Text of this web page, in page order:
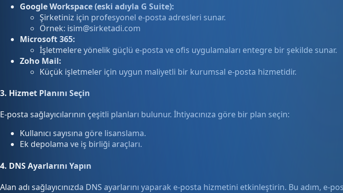
Google Workspace (eski adıyla G Suite):
Şirketiniz için profesyonel e-posta adresleri sunar.
Örnek: isim@sirketadi.com
Microsoft 365:
İşletmelere yönelik güçlü e-posta ve ofis uygulamaları entegre bir şekilde sunar.
Zoho Mail:
Küçük işletmeler için uygun maliyetli bir kurumsal e-posta hizmetidir.
3. Hizmet Planını Seçin
E-posta sağlayıcılarının çeşitli planları bulunur. İhtiyacınıza göre bir plan seçin:
Kullanıcı sayısına göre lisanslama.
Ek depolama ve iş birliği araçları.
4. DNS Ayarlarını Yapın
Alan adı sağlayıcınızda DNS ayarlarını yaparak e-posta hizmetini etkinleştirin. Bu adım, e-